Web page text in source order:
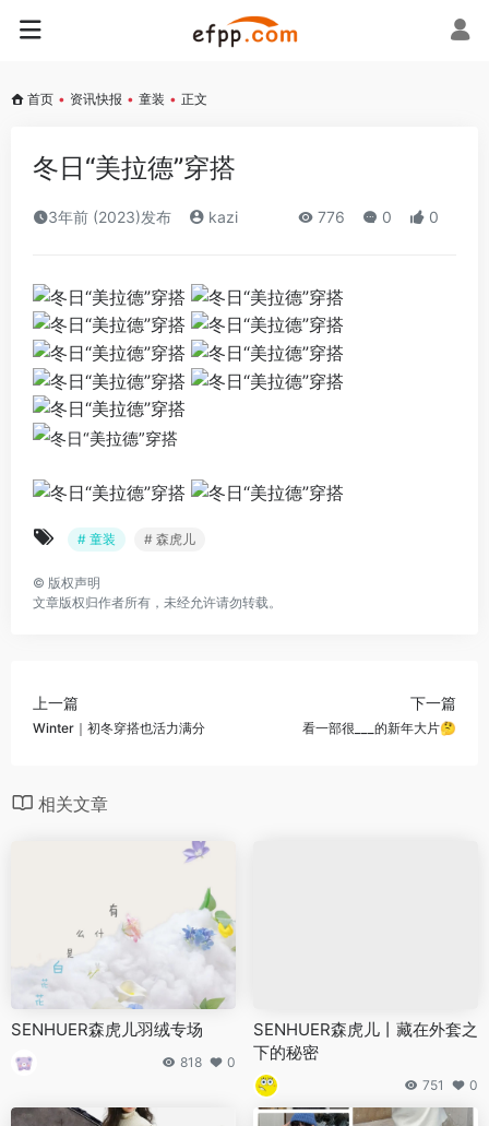
首页 • 资讯快报 • 童装 • 正文
冬日“美拉德”穿搭
3年前 (2023)发布 kazi 776 0 0
# 童装 # 森虎儿
© 版权声明
文章版权归作者所有，未经允许请勿转载。
上一篇
Winter｜初冬穿搭也活力满分
下一篇
看一部很___的新年大片🤔
相关文章
SENHUER森虎儿羽绒专场
818 0
SENHUER森虎儿丨藏在外套之
下的秘密
751 0